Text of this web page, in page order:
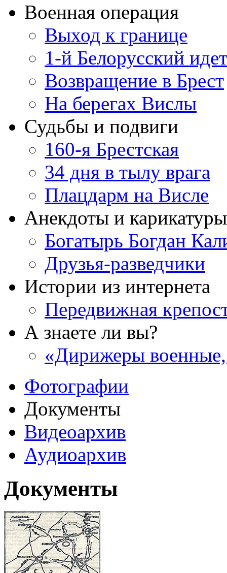
Военная операция
Выход к границе
1-й Белорусский
Возвращение в Брест
На берегах Вислы
Судьбы и подвиги
160-я Брестская
34 дня в тылу врага
Плацдарм на Висле
Анекдоты и карикатуры
Богатырь Богдан
Друзья-разведчики
Истории из интернета
Передвижная
А знаете ли вы?
«Дирижеры
Фотографии
Документы
Видеоархив
Аудиоархив
Документы